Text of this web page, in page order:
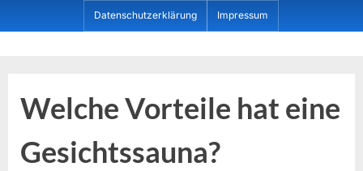
to
Datenschutzerklärung Impressum
Welche Vorteile hat eine
Gesichtssauna?